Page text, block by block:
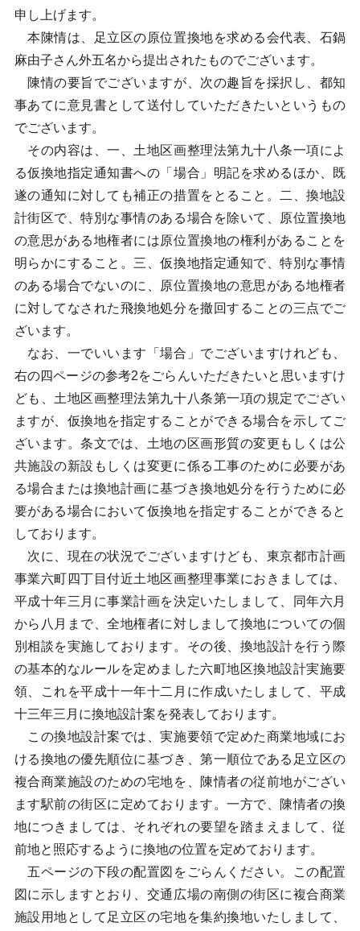
申し上げます。
本陳情は、足立区の原位置換地を求める会代表、石鍋
麻由子さん外五名から提出されたものでございます。
陳情の要旨でございますが、次の趣旨を採択し、都知
事あてに意見書として送付していただきたいというもの
でございます。
その内容は、一、土地区画整理法第九十八条一項によ
る仮換地指定通知書への「場合」明記を求めるほか、既
遂の通知に対しても補正の措置をとること。二、換地設
計街区で、特別な事情のある場合を除いて、原位置換地
の意思がある地権者には原位置換地の権利があることを
明らかにすること。三、仮換地指定通知で、特別な事情
のある場合でないのに、原位置換地の意思がある地権者
に対してなされた飛換地処分を撤回することの三点でご
ざいます。
なお、一でいいます「場合」でございますけれども、
右の四ページの参考2をごらんいただきたいと思いますけ
ども、土地区画整理法第九十八条第一項の規定でござい
ますが、仮換地を指定することができる場合を示してご
ざいます。条文では、土地の区画形質の変更もしくは公
共施設の新設もしくは変更に係る工事のために必要があ
る場合または換地計画に基づき換地処分を行うために必
要がある場合において仮換地を指定することができると
しております。
次に、現在の状況でございますけども、東京都市計画
事業六町四丁目付近土地区画整理事業におきましては、
平成十年三月に事業計画を決定いたしまして、同年六月
から八月まで、全地権者に対しまして換地についての個
別相談を実施しております。その後、換地設計を行う際
の基本的なルールを定めました六町地区換地設計実施要
領、これを平成十一年十二月に作成いたしまして、平成
十三年三月に換地設計案を発表しております。
この換地設計案では、実施要領で定めた商業地域にお
ける換地の優先順位に基づき、第一順位である足立区の
複合商業施設のための宅地を、陳情者の従前地がござい
ます駅前の街区に定めております。一方で、陳情者の換
地につきましては、それぞれの要望を踏まえまして、従
前地と照応するように換地の位置を定めております。
五ページの下段の配置図をごらんください。この配置
図に示しますとおり、交通広場の南側の街区に複合商業
施設用地として足立区の宅地を集約換地いたしまして、